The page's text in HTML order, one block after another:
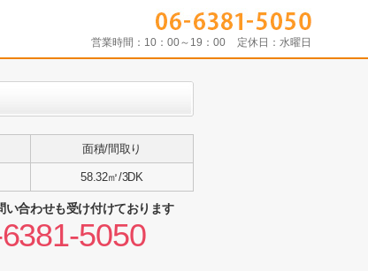
営業時間： 10：00～19：00 定休日： 水曜日
面積/間取り
58.32㎡/3DK
い合わせも受け付けております
5050